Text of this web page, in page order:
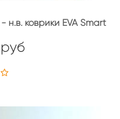
н.в. коврики EVA Smart